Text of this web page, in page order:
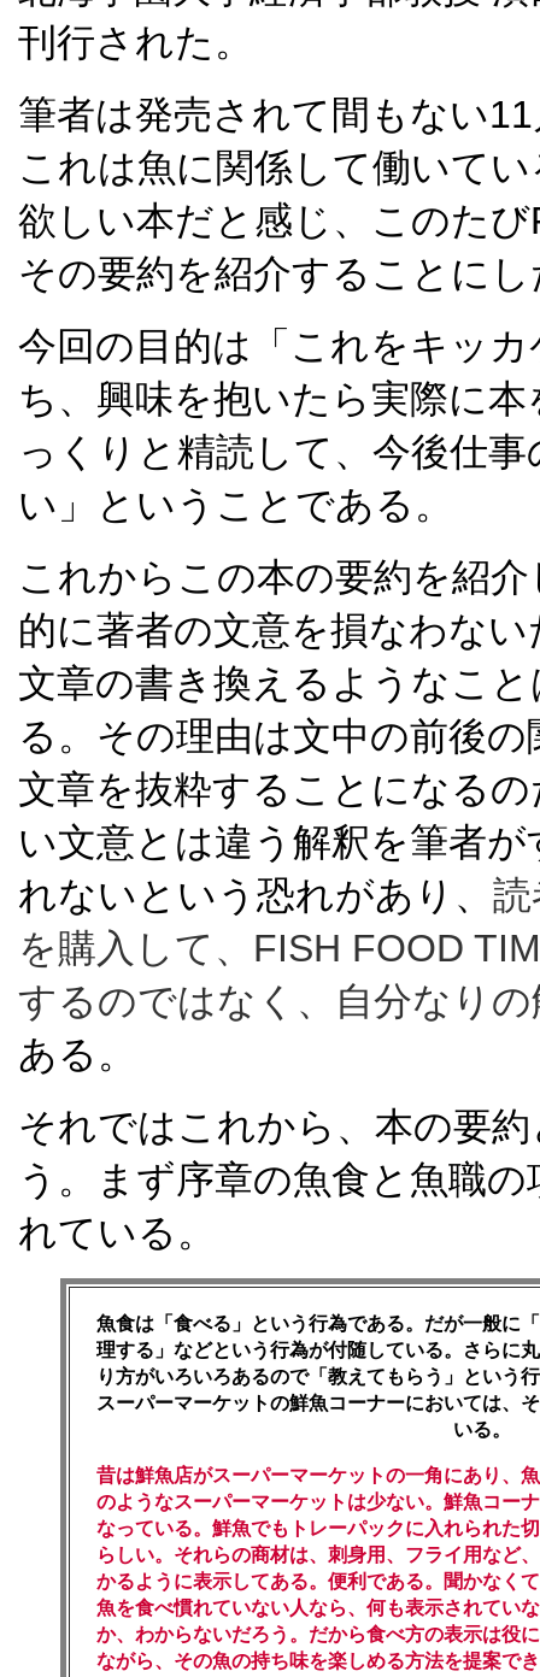
刊行された。
筆者は発売されて間もない
これは魚に関係して働いて
欲しい本だと感じ、このた
その要約を紹介することにし
今回の目的は「これをキッ
ち、興味を抱いたら実際に
っくりと精読して、今後仕
い」ということである。
これからこの本の要約を紹
的に著者の文意を損なわな
文章の書き換えるようなこ
る。その理由は文中の前後
文章を抜粋することになる
い文意とは違う解釈を筆者
れないという恐れがあり、
を購入して、FISH FOOD
するのではなく、自分なり
ある。
それではこれから、本の要
う。まず序章の魚食と魚職
れている。
魚食は「食べる」という行為である。だが一般に
理する」などという行為が付随している。さらに
り方がいろいろあるので「教えてもらう」という
スーパーマーケットの鮮魚コーナーにおいては、
いる。
昔は鮮魚店がスーパーマーケットの一角にあり、
のようなスーパーマーケットは少ない。鮮魚コー
なっている。鮮魚でもトレーパックに入れられた
らしい。それらの商材は、刺身用、フライ用など
かるように表示してある。便利である。聞かなく
魚を食べ慣れていない人なら、何も表示されてい
か、わからないだろう。だから食べ方の表示は役
ながら、その魚の持ち味を楽しめる方法を提案で